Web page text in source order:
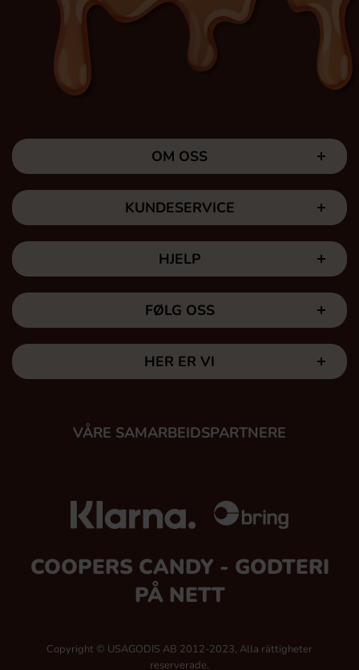
OM OSS
KUNDESERVICE
HJELP
FØLG OSS
HER ER VI
VÅRE SAMARBEIDSPARTNERE
COOPERS CANDY - GODTERI
PÅ NETT
Copyright © USAGODIS AB 2012-2023, Alla rättigheter
reserverade.